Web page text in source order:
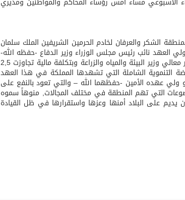
الشكر والعرفان لخادم الحرمين الشريفين الملك سلمان
العهد نائب رئيس مجلس الوزراء وزير الدفاع -حفظه الله-
بمناسبة ماتم تدشينه من مشاريع تنموية لمنظومة البيئة بالمنطقة بحضور معالي وزير البيئة والمياه والزراعة وبتكلفة مالية تجاوزت 2,5
التنموية الشاملة التي تشهدها المملكة في هذا العهد
ولي عهده الأمين -حفظهما الله – والتي تعود بالنفع على
التي تهم المنطقة في مختلف المجالات, منوهاً سموه
يديم على البلاد أمنها وعزها واستقرارها في ظل القيادة